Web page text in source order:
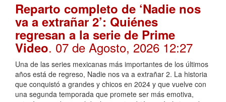
Reparto completo de ‘Nadie nos
va a extrañar 2’: Quiénes
regresan a la serie de Prime
Video. 07 de Agosto, 2026 12:27
Una de las series mexicanas más importantes de los últimos
años está de regreso, Nadie nos va a extrañar 2. La historia
que conquistó a grandes y chicos en 2024 y que vuelve con
una segunda temporada que promete ser más emotiva,